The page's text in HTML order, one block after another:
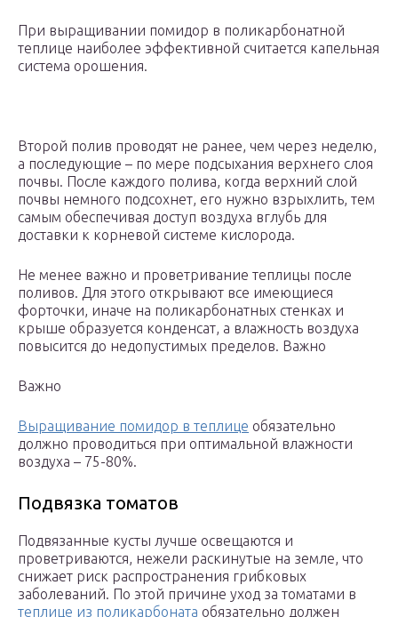
При выращивании помидор в поликарбонатной
теплице наиболее эффективной считается капельная
система орошения.
Второй полив проводят не ранее, чем через неделю,
а последующие – по мере подсыхания верхнего слоя
почвы. После каждого полива, когда верхний слой
почвы немного подсохнет, его нужно взрыхлить, тем
самым обеспечивая доступ воздуха вглубь для
доставки к корневой системе кислорода.
Не менее важно и проветривание теплицы после
поливов. Для этого открывают все имеющиеся
форточки, иначе на поликарбонатных стенках и
крыше образуется конденсат, а влажность воздуха
повысится до недопустимых пределов. Важно
Важно
Выращивание помидор в теплице обязательно
должно проводиться при оптимальной влажности
воздуха – 75-80%.
Подвязка томатов
Подвязанные кусты лучше освещаются и
проветриваются, нежели раскинутые на земле, что
снижает риск распространения грибковых
заболеваний. По этой причине уход за томатами в
теплице из поликарбоната обязательно должен